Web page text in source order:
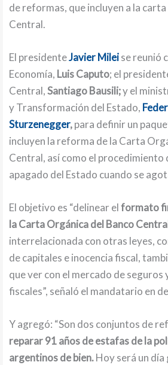
de reformas, que incluyen a la
Central.
El presidenteJavier Mileise reunió
Economía, Luis Caputo; el
Central,Santiago Bausili;y el
y Transformación del Estado,
Sturzenegger,para definir un
incluyen la reforma de la Carta
Central, así como el procedimiento
apagado del Estado cuando se
El objetivo es “delinear elformato
la Carta Orgánica del Banco
interrelacionada con otras leyes,
de capitales e inocencia fiscal,
que ver con el mercado de seguros
fiscales”, señaló el mandatario en
Y agregó: “Son dos conjuntos de
reparar 91 años de estafas de la
argentinos de bien.Hoy será un